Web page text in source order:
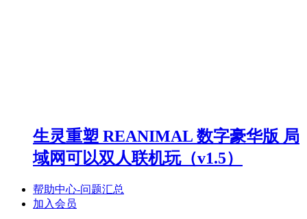
生灵重塑 REANIMAL 数字豪华版 局
域网可以双人联机玩（v1.5）
帮助中心-问题汇总
加入会员